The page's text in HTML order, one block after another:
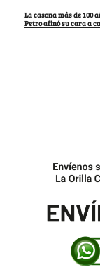
La casona más de 100
Petro afinó su cara a